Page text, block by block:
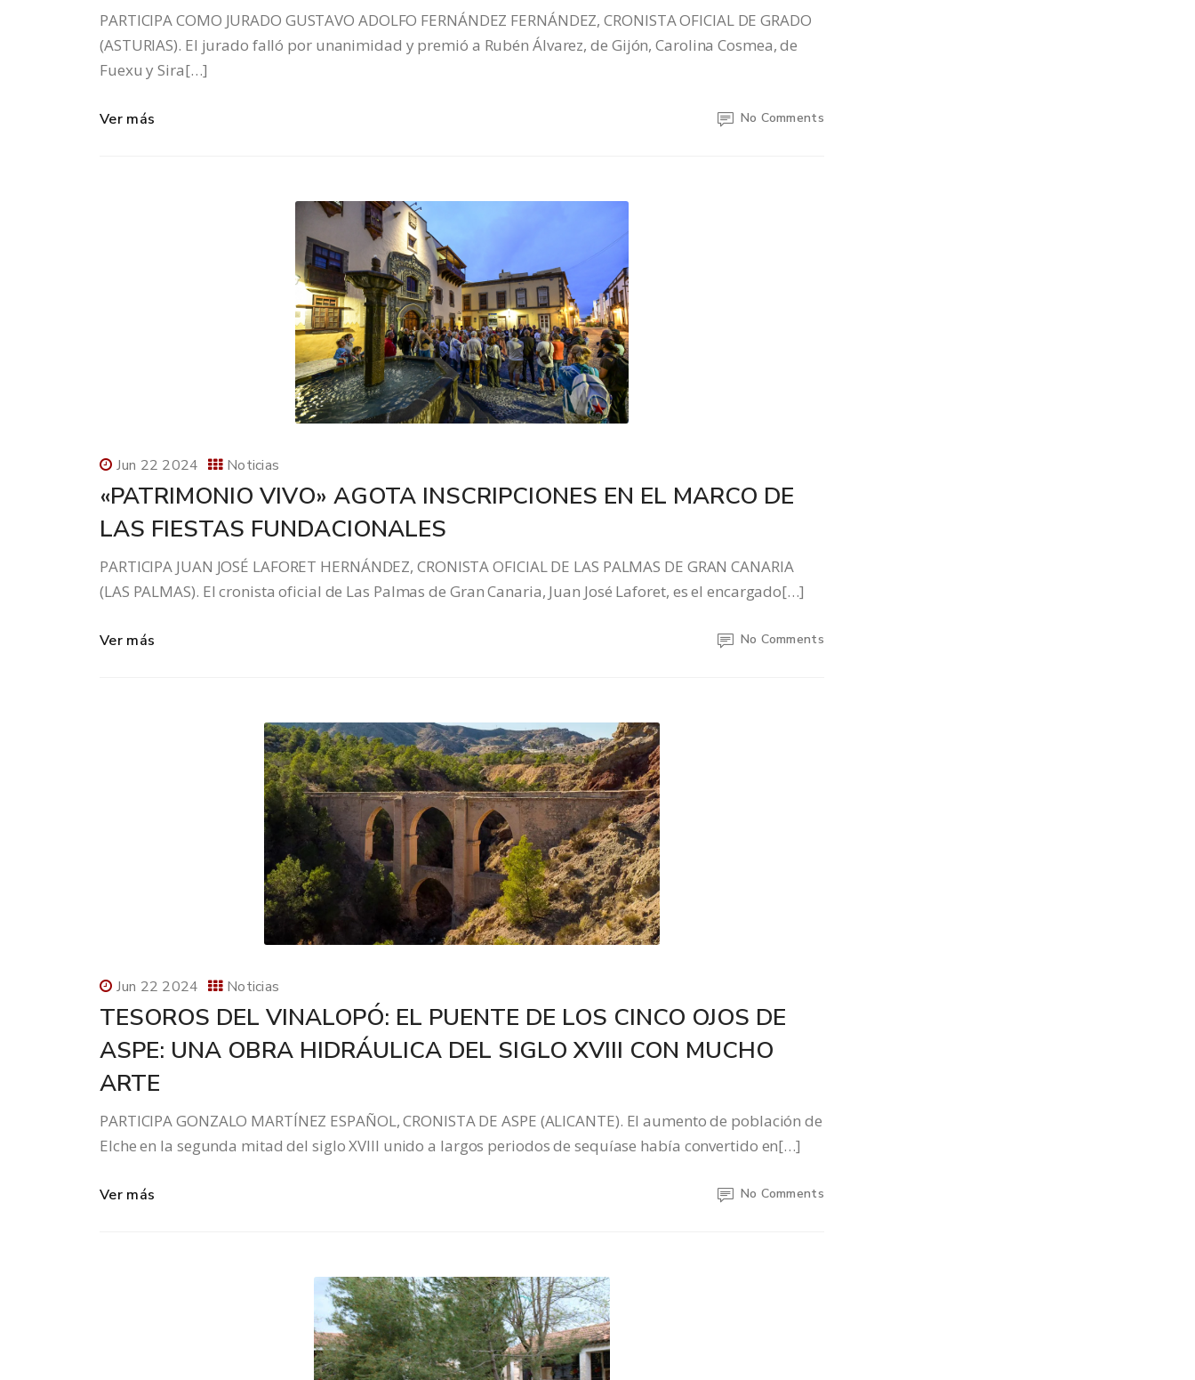
PARTICIPA COMO JURADO GUSTAVO ADOLFO FERNÁNDEZ FERNÁNDEZ, CRONISTA OFICIAL DE GRADO
(ASTURIAS). El jurado falló por unanimidad y premió a Rubén Álvarez, de Gijón, Carolina Cosmea, de
Fuexu y Sira[…]
Ver más No Comments
Jun 22 2024 Noticias
«PATRIMONIO VIVO» AGOTA INSCRIPCIONES EN EL MARCO DE
LAS FIESTAS FUNDACIONALES
PARTICIPA JUAN JOSÉ LAFORET HERNÁNDEZ, CRONISTA OFICIAL DE LAS PALMAS DE GRAN CANARIA
(LAS PALMAS). El cronista oficial de Las Palmas de Gran Canaria, Juan José Laforet, es el encargado[…]
Ver más No Comments
Jun 22 2024 Noticias
TESOROS DEL VINALOPÓ: EL PUENTE DE LOS CINCO OJOS DE
ASPE: UNA OBRA HIDRÁULICA DEL SIGLO XVIII CON MUCHO
ARTE
PARTICIPA GONZALO MARTÍNEZ ESPAÑOL, CRONISTA DE ASPE (ALICANTE). El aumento de población de
Elche en la segunda mitad del siglo XVIII unido a largos periodos de sequíase había convertido en[…]
Ver más No Comments